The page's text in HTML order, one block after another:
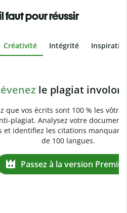
faut pour réussir
Créativité Intégrité